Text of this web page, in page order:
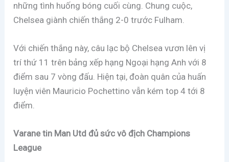
những tình huống bóng cuối cùng. Chung cuộc,
Chelsea giành chiến thắng 2-0 trước Fulham.
Với chiến thắng này, câu lạc bộ Chelsea vươn lên vị
trí thứ 11 trên bảng xếp hạng Ngoại hạng Anh với 8
điểm sau 7 vòng đấu. Hiện tại, đoàn quân của huấn
luyện viên Mauricio Pochettino vẫn kém top 4 tới 8
điểm.
Varane tin Man Utd đủ sức vô địch Champions
League